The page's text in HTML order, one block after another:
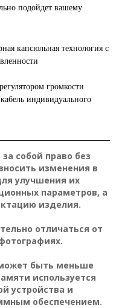
подойдет вашему
капсюльная технология с
громкости
индивидуального
собой право без
изменения в
улучшения их
параметров, а
изделия.
отличаться от
быть меньше
используется
устройства и
обеспечением.